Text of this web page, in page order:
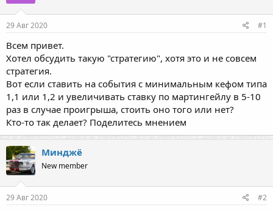
29 Авг 2020 #1
Всем привет.
Хотел обсудить такую "стратегию", хотя это и не совсем
стратегия.
Вот если ставить на события с минимальным кефом типа
1,1 или 1,2 и увеличивать ставку по мартингейлу в 5-10
раз в случае проигрыша, стоить оно того или нет?
Кто-то так делает? Поделитесь мнением
Минджё
New member
29 Авг 2020 #2